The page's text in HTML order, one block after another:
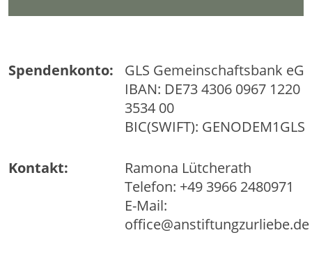
Spendenkonto:
GLS Gemeinschaftsbank eG
IBAN: DE73 4306 0967 1220
3534 00
BIC(SWIFT): GENODEM1GLS
Kontakt:
Ramona Lütcherath
Telefon: +49 3966 2480971
E-Mail:
office@anstiftungzurliebe.de